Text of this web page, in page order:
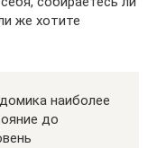
же хотите
наиболее
до